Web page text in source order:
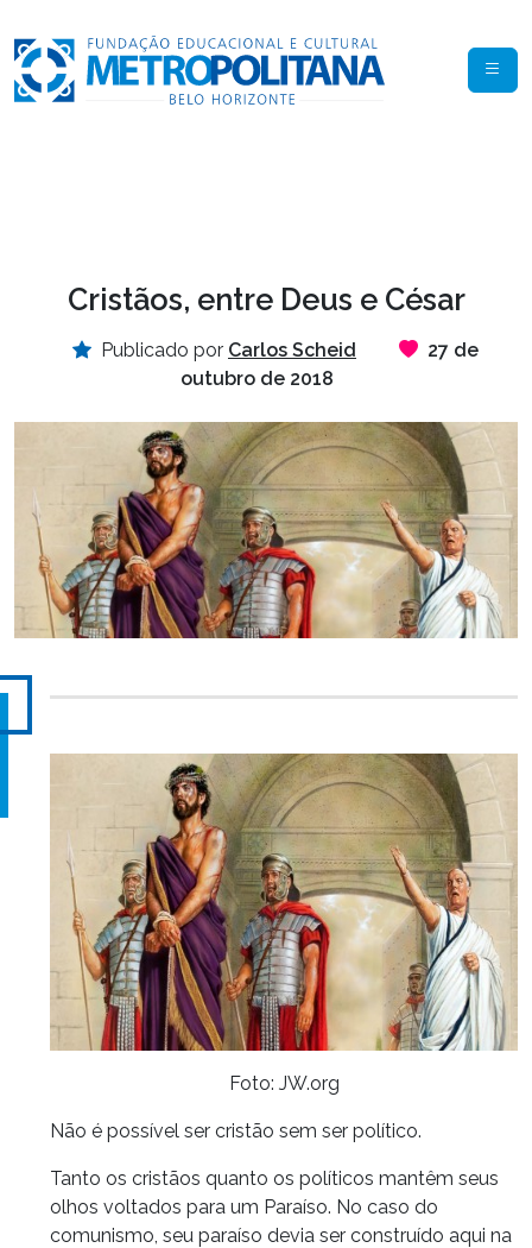
Cristãos, entre Deus e César
Publicado por Carlos Scheid
27 de
outubro de 2018
Foto: JW.org
Não é possível ser cristão sem ser político.
Tanto os cristãos quanto os políticos mantêm seus
olhos voltados para um Paraíso. No caso do
comunismo, seu paraíso devia ser construído aqui na